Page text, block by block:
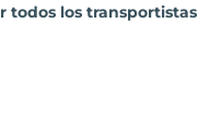
todos los transportistas